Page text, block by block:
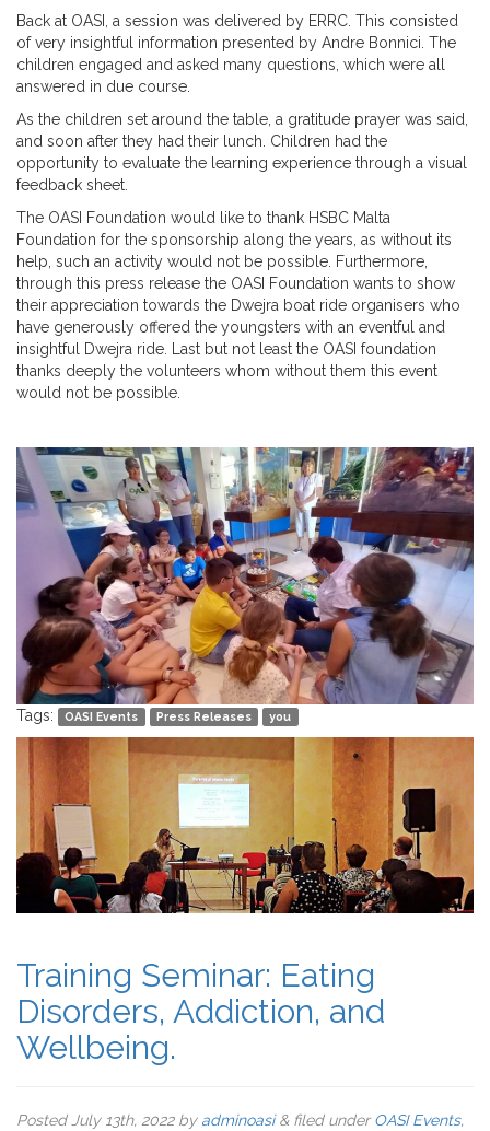
Back at OASI, a session was delivered by ERRC. This consisted
of very insightful information presented by Andre Bonnici. The
children engaged and asked many questions, which were all
answered in due course.
As the children set around the table, a gratitude prayer was said,
and soon after they had their lunch. Children had the
opportunity to evaluate the learning experience through a visual
feedback sheet.
The OASI Foundation would like to thank HSBC Malta
Foundation for the sponsorship along the years, as without its
help, such an activity would not be possible. Furthermore,
through this press release the OASI Foundation wants to show
their appreciation towards the Dwejra boat ride organisers who
have generously offered the youngsters with an eventful and
insightful Dwejra ride. Last but not least the OASI foundation
thanks deeply the volunteers whom without them this event
would not be possible.
Tags: OASI Events Press Releases you
Training Seminar: Eating
Disorders, Addiction, and
Wellbeing.
Posted July 13th, 2022by adminoasi &filed underOASI Events,